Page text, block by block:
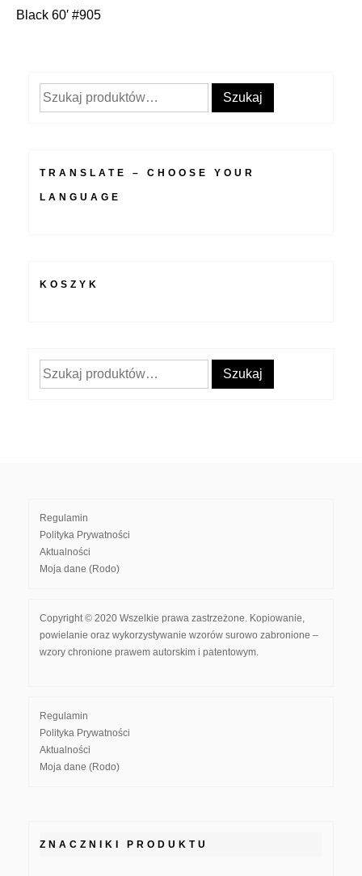
wpisu
Black 60′ #905
Szukaj: Szukaj
TRANSLATE – CHOOSE YOUR
LANGUAGE
KOSZYK
Szukaj: Szukaj
Regulamin
Polityka Prywatności
Aktualności
Moja dane (Rodo)
Copyright © 2020 Wszelkie prawa zastrzeżone. Kopiowanie,
powielanie oraz wykorzystywanie wzorów surowo zabronione –
wzory chronione prawem autorskim i patentowym.
Regulamin
Polityka Prywatności
Aktualności
Moja dane (Rodo)
ZNACZNIKI PRODUKTU